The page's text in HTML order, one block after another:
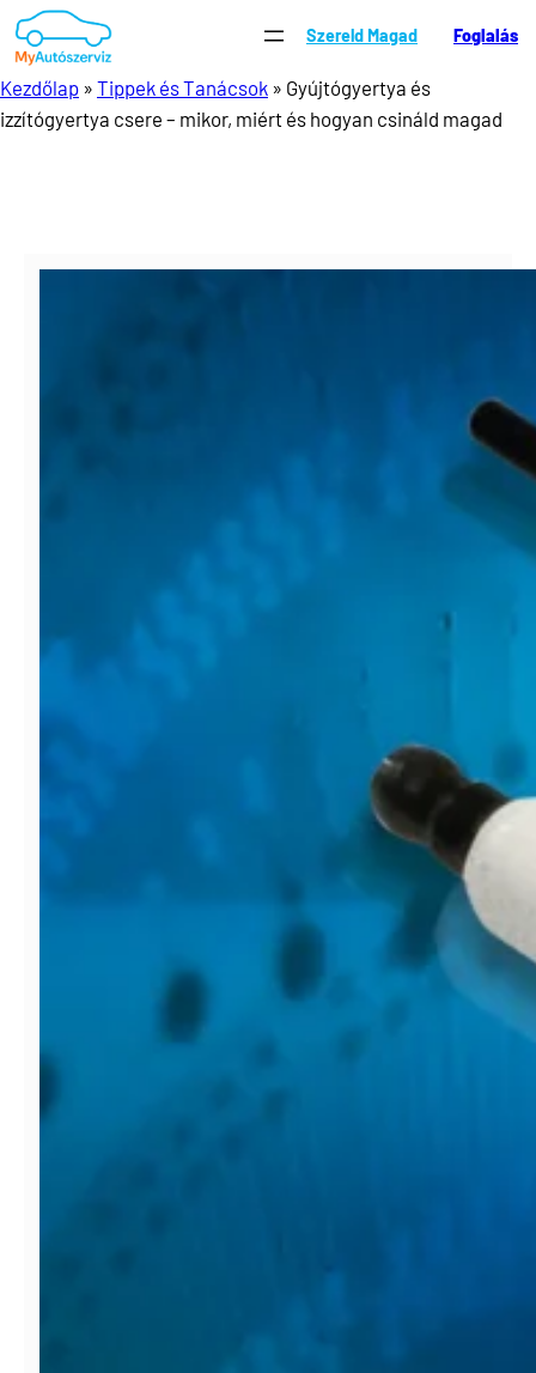
Ugrás
tartalomhoz
Szereld Magad Foglalás
Kezdőlap » Tippek és Tanácsok » Gyújtógyertya és
izzítógyertya csere – mikor, miért és hogyan csináld magad